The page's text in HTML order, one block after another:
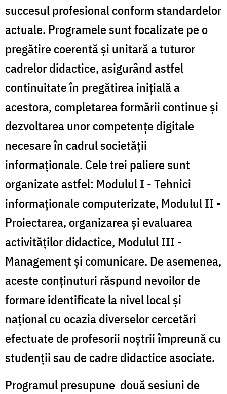
succesul profesional conform standardelor
actuale. Programele sunt focalizate pe o
pregătire coerentă şi unitară a tuturor
cadrelor didactice, asigurând astfel
continuitate în pregătirea iniţială a
acestora, completarea formării continue şi
dezvoltarea unor competenţe digitale
necesare în cadrul societăţii
informaţionale. Cele trei paliere sunt
organizate astfel: Modulul I - Tehnici
informaţionale computerizate, Modulul II -
Proiectarea, organizarea şi evaluarea
activităţilor didactice, Modulul III -
Management şi comunicare. De asemenea,
aceste conținuturi răspund nevoilor de
formare identificate la nivel local şi
naţional cu ocazia diverselor cercetări
efectuate de profesorii noştrii împreună cu
studenţii sau de cadre didactice asociate.
Programul presupune două sesiuni de